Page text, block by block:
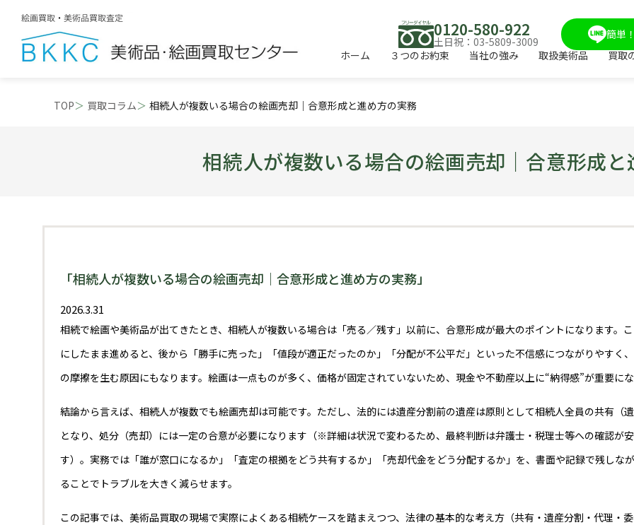
0120-580-922
土日祝：03-5809-3009
簡単
ホーム
３つのお約束 当社の強み 取扱美術品 買取
TOP 買取コラム 相続人が複数いる場合の絵画売却｜合意形成と進め方の実務
相続人が複数いる場合の絵画売却｜合意形成
「相続人が複数いる場合の絵画売却｜合意形成と進め方の実務」
2026.3.31
相続で絵画や美術品が出てきたとき、相続人が複数いる場合は「売る／残す」以前に、合意形成が最大のポイントになります。
にしたまま進めると、後から「勝手に売った」「値段が適正だったのか」「分配が不公平だ」といった不信感につながりやすく
の摩擦を生む原因にもなります。絵画は一点ものが多く、価格が固定されていないため、現金や不動産以上に“納得感”が重要に
結論から言えば、相続人が複数でも絵画売却は可能です。ただし、法的には遺産分割前の遺産は原則として相続人全員の共有（
となり、処分（売却）には一定の合意が必要になります（※詳細は状況で変わるため、最終判断は弁護士・税理士等への確認が
す）。実務では「誰が窓口になるか」「査定の根拠をどう共有するか」「売却代金をどう分配するか」を、書面や記録で残しな
ることでトラブルを大きく減らせます。
この記事では、美術品買取の現場で実際によくある相続ケースを踏まえつつ、法律の基本的な考え方（共有・遺産分割・代理・